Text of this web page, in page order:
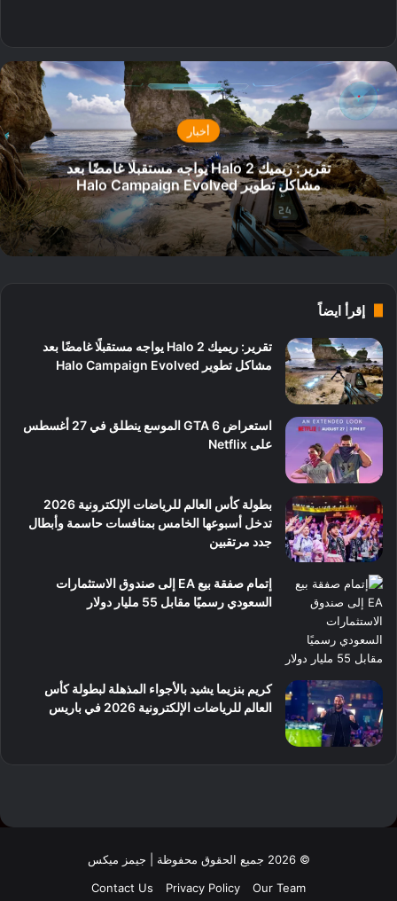
أخبار
تقرير: ريميك Halo 2 يواجه مستقبلًا غامضًا بعد
مشاكل تطوير Halo Campaign Evolved
إقرأ ايضاً
تقرير: ريميك Halo 2 يواجه مستقبلًا غامضًا بعد
مشاكل تطوير Halo Campaign Evolved
استعراض GTA 6 الموسع ينطلق في 27 أغسطس
على Netflix
بطولة كأس العالم للرياضات الإلكترونية 2026
تدخل أسبوعها الخامس بمنافسات حاسمة وأبطال
جدد مرتقبين
إتمام صفقة بيع EA إلى صندوق الاستثمارات
السعودي رسميًا مقابل 55 مليار دولار
كريم بنزيما يشيد بالأجواء المذهلة لبطولة كأس
العالم للرياضات الإلكترونية 2026 في باريس
© 2026 جميع الحقوق محفوظة | جيمز ميكس
Our Team
Privacy Policy
Contact Us